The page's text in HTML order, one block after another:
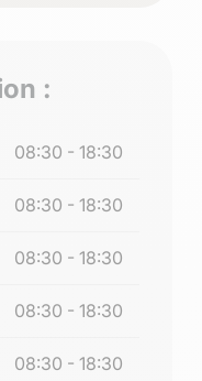
:
08:30 - 18:30
08:30 - 18:30
08:30 - 18:30
08:30 - 18:30
08:30 - 18:30